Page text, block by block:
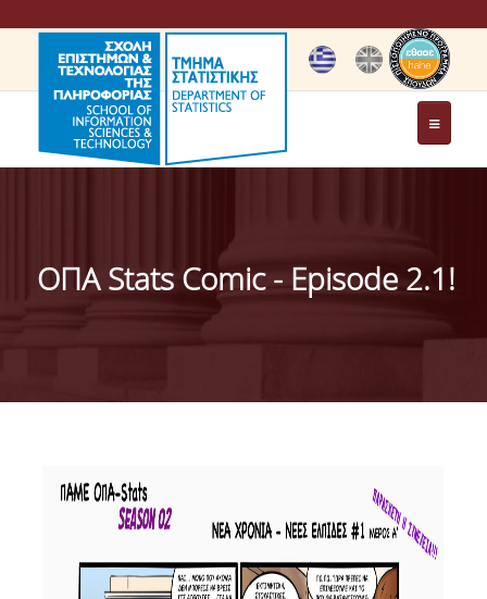
ΤΟ ΤΜΗΜΑ
ΔΙΟΙΚΗΣΗ ΤΟΥ ΤΜΗΜΑΤΟΣ
QSRANKINGS 2022
ACADEMIC REPUTATION QS2022
ΔΡΑΣΕΙΣ
ΟΠΑ Stats Comic - Episode 2.1!